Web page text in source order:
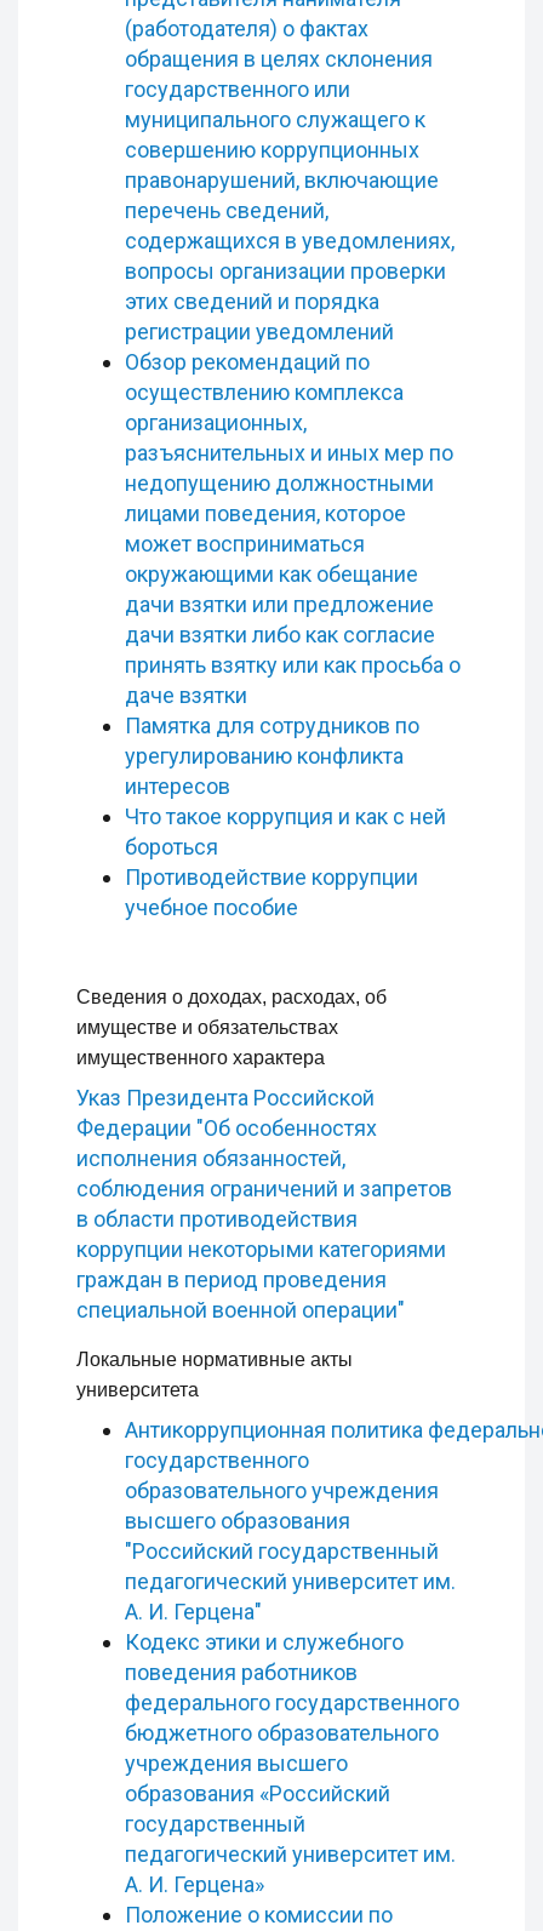
(работодателя) о фактах
обращения в целях склонения
государственного или
муниципального служащего к
совершению коррупционных
правонарушений, включающие
перечень сведений,
содержащихся в уведомлениях,
вопросы организации проверки
этих сведений и порядка
регистрации уведомлений
Обзор рекомендаций по
осуществлению комплекса
организационных,
разъяснительных и иных мер по
недопущению должностными
лицами поведения, которое
может восприниматься
окружающими как обещание
дачи взятки или предложение
дачи взятки либо как согласие
принять взятку или как просьба о
даче взятки
Памятка для сотрудников по
урегулированию конфликта
интересов
Что такое коррупция и как с ней
бороться
Противодействие коррупции
учебное пособие
Сведения о доходах, расходах, об
имуществе и обязательствах
имущественного характера
Указ Президента Российской
Федерации "Об особенностях
исполнения обязанностей,
соблюдения ограничений и запретов
в области противодействия
коррупции некоторыми категориями
граждан в период проведения
специальной военной операции"
Локальные нормативные акты
университета
Антикоррупционная политика
государственного
образовательного учреждения
высшего образования
"Российский государственный
педагогический университет им.
А. И. Герцена"
Кодекс этики и служебного
поведения работников
федерального государственного
бюджетного образовательного
учреждения высшего
образования «Российский
государственный
педагогический университет им.
А. И. Герцена»
Положение о комиссии по